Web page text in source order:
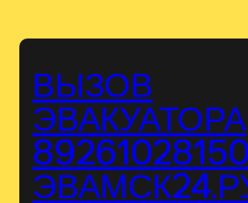
ВЫЗОВ
ЭВАКУАТОРА
89261028150